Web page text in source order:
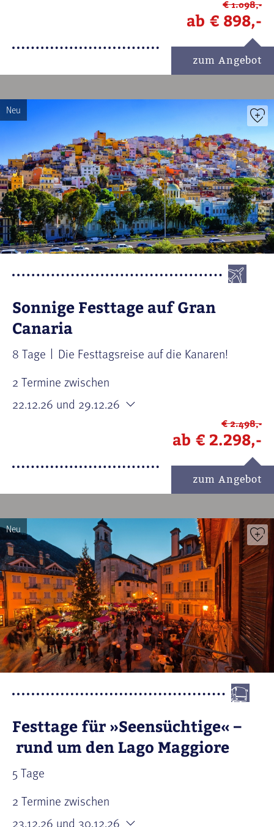
€ 1.098,-
ab € 898,-
zum Angebot
Neu
Sonnige Festtage auf Gran
Canaria
8 Tage
Die Festtagsreise auf die Kanaren!
2 Termine zwischen
22.12.26 und 29.12.26
€ 2.498,-
ab € 2.298,-
zum Angebot
Neu
Festtage für »Seensüchtige« –
rund um den Lago Maggiore
5 Tage
2 Termine zwischen
23.12.26 und 30.12.26